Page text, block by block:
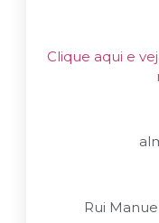
Clique aqui e
Rui